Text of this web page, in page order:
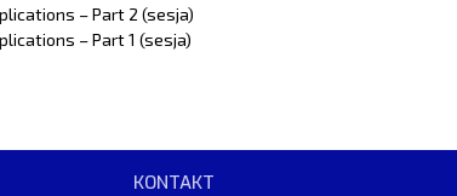
– Part 2 (sesja)
– Part 1 (sesja)
KONTAKT